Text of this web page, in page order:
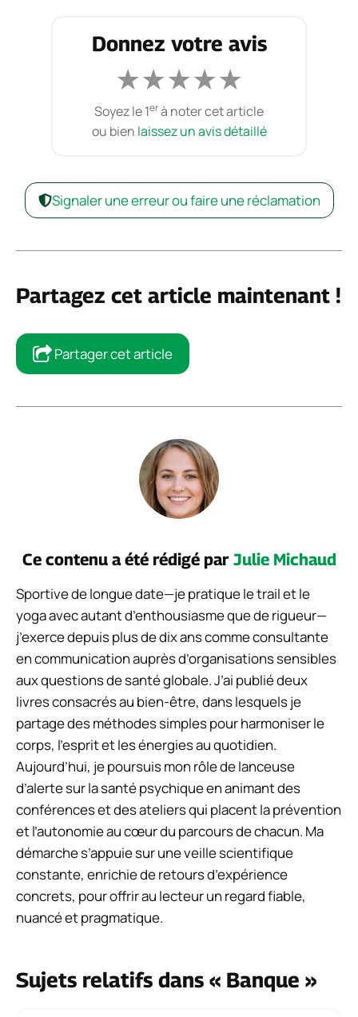
Donnez votre avis
★★★★★
Soyez le 1erà noter cet article
ou bien laissez un avis détaillé
Signaler une erreur ou faire une réclamation
Partagez cet article maintenant !
Partager cet article
Ce contenu a été rédigé par Julie Michaud
Sportive de longue date—je pratique le trail et le
yoga avec autant d’enthousiasme que de rigueur—
j’exerce depuis plus de dix ans comme consultante
en communication auprès d’organisations sensibles
aux questions de santé globale. J’ai publié deux
livres consacrés au bien-être, dans lesquels je
partage des méthodes simples pour harmoniser le
corps, l’esprit et les énergies au quotidien.
Aujourd’hui, je poursuis mon rôle de lanceuse
d’alerte sur la santé psychique en animant des
conférences et des ateliers qui placent la prévention
et l’autonomie au cœur du parcours de chacun. Ma
démarche s’appuie sur une veille scientifique
constante, enrichie de retours d’expérience
concrets, pour offrir au lecteur un regard fiable,
nuancé et pragmatique.
Sujets relatifs dans « Banque »